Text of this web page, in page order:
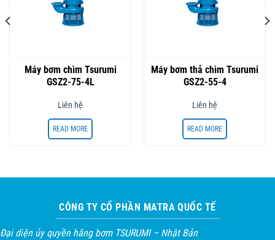
Máy bơm chìm Tsurumi
GSZ2-75-4L
Liên hệ
READ MORE
Máy bơm thả chìm Tsurumi
GSZ2-55-4
Liên hệ
READ MORE
CÔNG TY CỔ PHẦN MATRA QUỐC TẾ
Đại diện ủy quyền hãng bơm TSURUMI – Nhật Bản